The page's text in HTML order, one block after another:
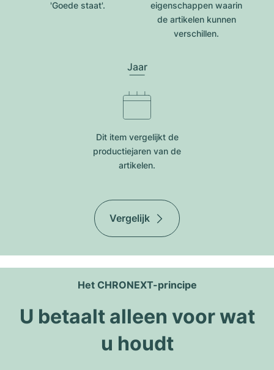
'Goede staat'.
eigenschappen waarin
de artikelen kunnen
verschillen.
Jaar
Dit item vergelijkt de
productiejar​en van de
artikelen.
Vergelijk
Het CHRONEXT-principe
U betaalt alleen voor wat
u houdt